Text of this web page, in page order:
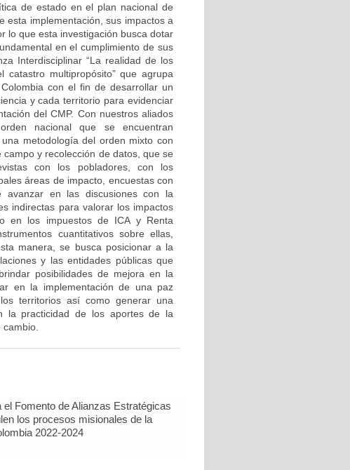
de estado en el plan nacional de
esta implementación, sus impactos a
lo que esta investigación busca dotar
en el cumplimiento de sus
Interdisciplinar “La realidad de los
multipropósito” que agrupa
con el fin de desarrollar un
y cada territorio para evidenciar
del CMP. Con nuestros aliados
nacional que se encuentran
metodología del orden mixto con
y recolección de datos, que se
con los pobladores, con los
áreas de impacto, encuestas con
avanzar en las discusiones con la
indirectas para valorar los impactos
en los impuestos de ICA y Renta
cuantitativos sobre ellas,
manera, se busca posicionar a la
y las entidades públicas que
posibilidades de mejora en la
en la implementación de una paz
territorios así como generar una
la practicidad de los aportes de la
Fomento de Alianzas Estratégicas
los procesos misionales de la
2022-2024